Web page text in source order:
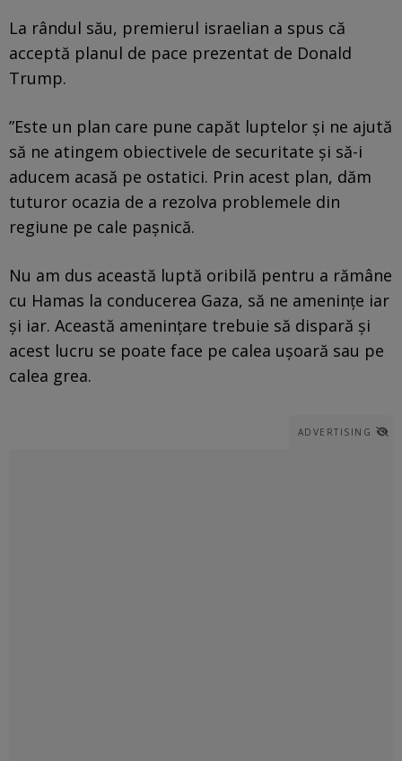
La rândul său, premierul israelian a spus că
acceptă planul de pace prezentat de Donald
Trump.
”Este un plan care pune capăt luptelor și ne ajută
să ne atingem obiectivele de securitate și să-i
aducem acasă pe ostatici. Prin acest plan, dăm
tuturor ocazia de a rezolva problemele din
regiune pe cale pașnică.
Nu am dus această luptă oribilă pentru a rămâne
cu Hamas la conducerea Gaza, să ne amenințe iar
și iar. Această amenințare trebuie să dispară și
acest lucru se poate face pe calea ușoară sau pe
calea grea.
ADVERTISING